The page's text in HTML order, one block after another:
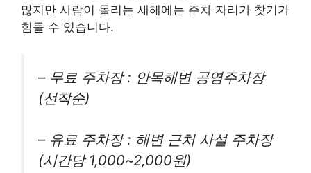
많지만 사람이 몰리는 새해에는 주차 자리가 찾기가
힘들 수 있습니다.
– 무료 주차장 : 안목해변 공영주차장
(선착순)
– 유료 주차장 : 해변 근처 사설 주차장
(시간당 1,000~2,000원)